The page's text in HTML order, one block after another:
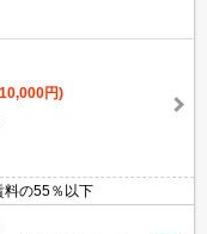
円)
料の55％以下